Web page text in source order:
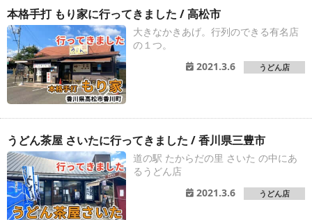
本格手打 もり家に行ってきました / 高松市
大きなかきあげ。行列のできる有名店
の１つ。
2021.3.6
うどん店
うどん茶屋 さいたに行ってきました / 香川県三豊市
道の駅 たからだの里 さいた の中にあ
るうどん店
2021.3.6
うどん店